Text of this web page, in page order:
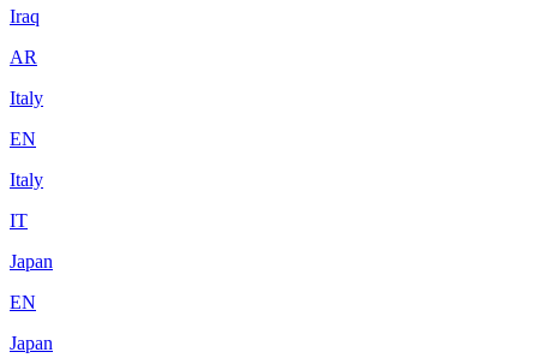
Iraq
AR
Italy
EN
Italy
IT
Japan
EN
Japan